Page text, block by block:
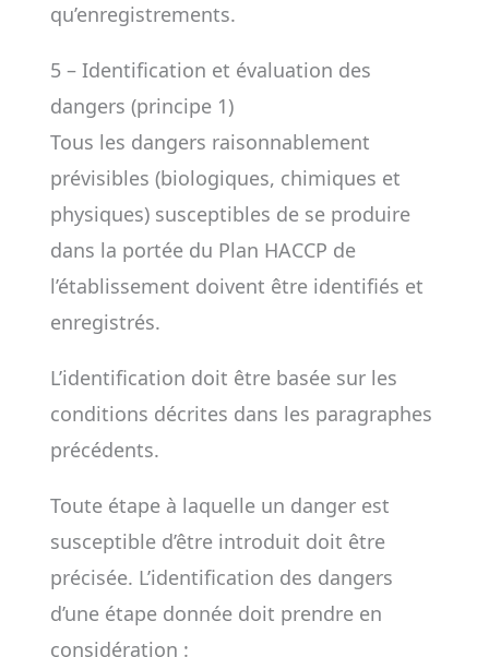
qu’enregistrements.
5 – Identification et évaluation des
dangers (principe 1)
Tous les dangers raisonnablement
prévisibles (biologiques, chimiques et
physiques) susceptibles de se produire
dans la portée du Plan HACCP de
l’établissement doivent être identifiés et
enregistrés.
L’identification doit être basée sur les
conditions décrites dans les paragraphes
précédents.
Toute étape à laquelle un danger est
susceptible d’être introduit doit être
précisée. L’identification des dangers
d’une étape donnée doit prendre en
considération :